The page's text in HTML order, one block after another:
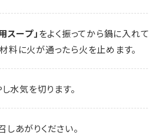
ープ」をよく振ってから鍋に入れて
料に火が通ったら火を止めます。
水気を切ります。
あがりください。